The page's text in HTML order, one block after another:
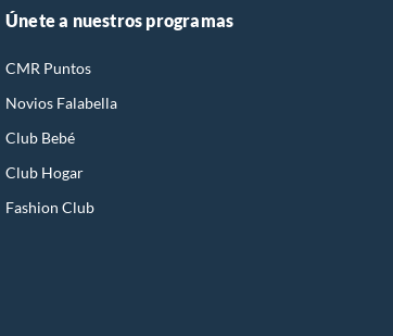
Únete a nuestros programas
CMR Puntos
Novios Falabella
Club Bebé
Club Hogar
Fashion Club